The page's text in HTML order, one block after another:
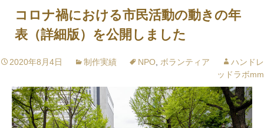
コロナ禍における市民活動の動きの年
表（詳細版）を公開しました
2020年8月4日 制作実績 NPO ボランティア
ハンドレ
ッドラボmm